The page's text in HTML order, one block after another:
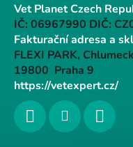
Vet Planet Czech
IČ: 06967990 DIČ:
Fakturační adresa a
FLEXI PARK,
19800 Praha 9
https://vetexpert.cz/